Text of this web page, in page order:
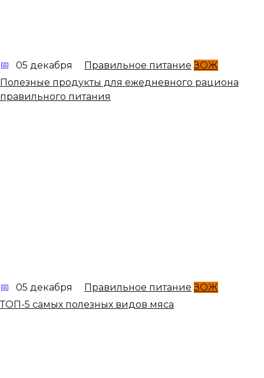
05 декабря Правильное питание ЗОЖ
Полезные продукты для ежедневного рациона
правильного питания
05 декабря Правильное питание ЗОЖ
ТОП-5 самых полезных видов мяса